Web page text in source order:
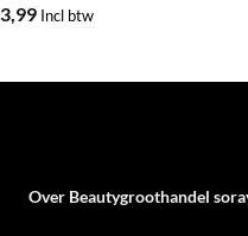
3,99 Incl btw
Over Beautygroothandel